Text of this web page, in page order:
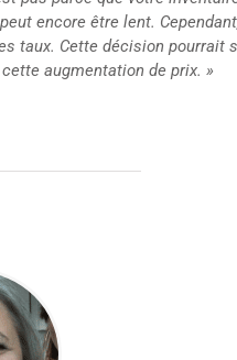
encore être lent.
taux. Cette décision pourrait
augmentation de prix. »